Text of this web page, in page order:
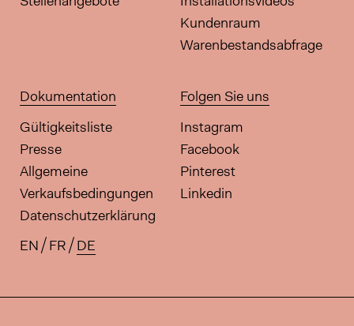
Kundenraum
Warenbestandsabfrage
Dokumentation
Gültigkeitsliste
Presse
Allgemeine
Verkaufsbedingungen
Datenschutzerklärung
Folgen Sie uns
Instagram
Facebook
Pinterest
Linkedin
Verfügbare Übersetzungen für
EN FR DE